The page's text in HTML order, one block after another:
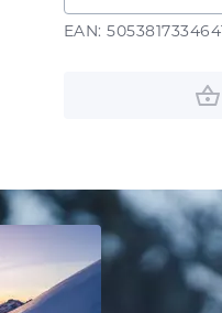
EAN: 5053817334641